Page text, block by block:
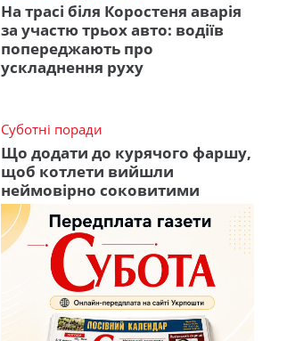
На трасі біля Коростеня аварія
за участю трьох авто: водіїв
попереджають про
ускладнення руху
Суботні поради
Що додати до курячого фаршу,
щоб котлети вийшли
неймовірно соковитими